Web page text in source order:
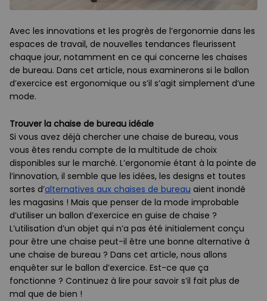
Avec les innovations et les progrès de l’ergonomie dans les
espaces de travail, de nouvelles tendances fleurissent
chaque jour, notamment en ce qui concerne les chaises
de bureau. Dans cet article, nous examinerons si le ballon
d’exercice est ergonomique ou s’il s’agit simplement d’une
mode.
Trouver la chaise de bureau idéale
Si vous avez déjà chercher une chaise de bureau, vous
vous êtes rendu compte de la multitude de choix
disponibles sur le marché. L’ergonomie étant à la pointe de
l’innovation, il semble que les idées, les designs et toutes
sortes d’alternatives aux chaises de bureau aient inondé
les magasins ! Mais que penser de la mode improbable
d’utiliser un ballon d’exercice en guise de chaise ?
L’utilisation d’un objet qui n’a pas été initialement conçu
pour être une chaise peut-il être une bonne alternative à
une chaise de bureau ? Dans cet article, nous allons
enquêter sur le ballon d’exercice. Est-ce que ça
fonctionne ? Continuez à lire pour savoir s’il fait plus de
mal que de bien !